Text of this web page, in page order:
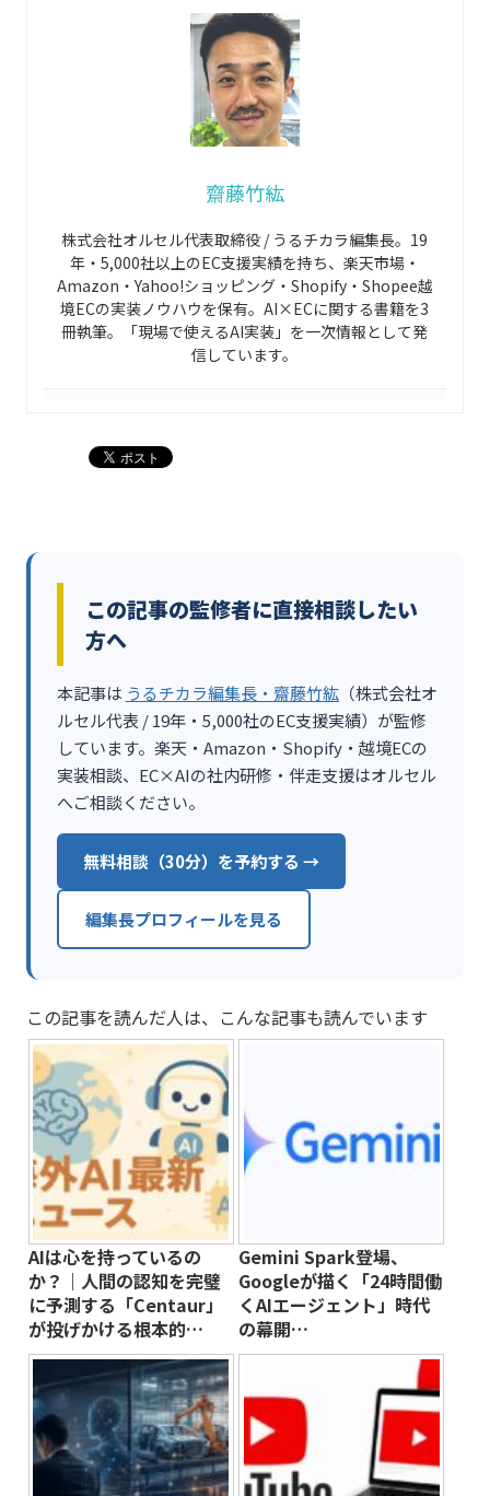
齋藤竹紘
株式会社オルセル代表取締役 / うるチカラ編集長。19
年・5,000社以上のEC支援実績を持ち、楽天市場・
Amazon・Yahoo!ショッピング・Shopify・Shopee越
境ECの実装ノウハウを保有。AI×ECに関する書籍を3
冊執筆。「現場で使えるAI実装」を一次情報として発
信しています。
この記事の監修者に直接相談したい
方へ
本記事は うるチカラ編集長・齋藤竹紘（株式会社オ
ルセル代表 / 19年・5,000社のEC支援実績）が監修
しています。楽天・Amazon・Shopify・越境ECの
実装相談、EC×AIの社内研修・伴走支援はオルセル
へご相談ください。
無料相談（30分）を予約する →
編集長プロフィールを見る
この記事を読んだ人は、こんな記事も読んでいます
AIは心を持っているの
か？｜人間の認知を完璧
に予測する「Centaur」
が投げかける根本的…
Gemini Spark登場、
Googleが描く「24時間働
くAIエージェント」時代
の幕開…